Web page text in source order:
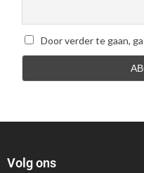
Door verder te gaan,
Volg ons